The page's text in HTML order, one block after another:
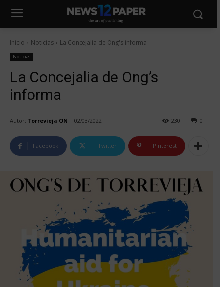
Inicio Noticias La Concejalia de Ong's informa
Noticias
La Concejalia de Ong’s
informa
Autor: Torrevieja ON 02/03/2022 0
230
Facebook Twitter Pinterest